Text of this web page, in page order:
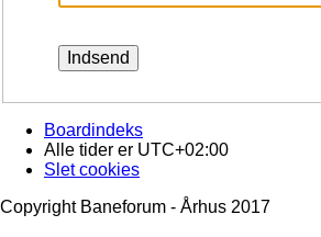
Boardindeks
Alle tider er UTC+02:00
Slet cookies
Copyright Baneforum - Århus 2017